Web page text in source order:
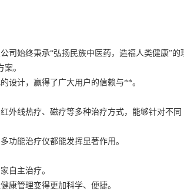
司始终秉承“弘扬民族中医药，造福人类健康”的
。
设计，赢得了广大用户的信赖与**。
外线热疗、磁疗等多种治疗方式，能够针对不同
功能治疗仪都能发挥显著作用。
自主治疗。
康管理变得更加科学、便捷。